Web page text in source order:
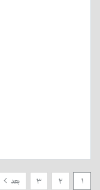
۱ ۲ ۳ بعد